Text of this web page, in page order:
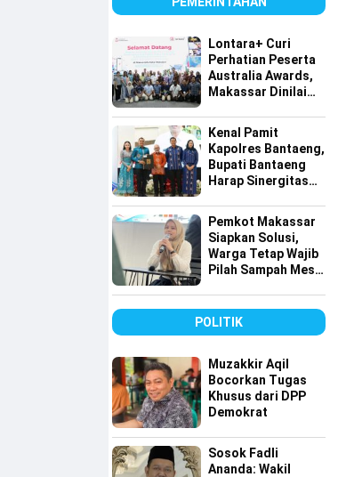
Lontara+ Curi
Perhatian Peserta
Australia Awards,
Makassar Dinilai
Kenal Pamit
Kapolres Bantaeng,
Bupati Bantaeng
Harap Sinergitas
Pemkot Makassar
Siapkan Solusi,
Warga Tetap Wajib
Pilah Sampah Meski
POLITIK
Muzakkir Aqil
Bocorkan Tugas
Khusus dari DPP
Demokrat
Sosok Fadli
Ananda: Wakil